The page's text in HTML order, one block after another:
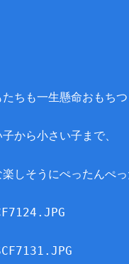
ちも一生懸命おもちつ
から小さい子まで、
楽しそうにぺったんぺ